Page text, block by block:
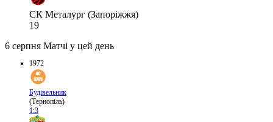
СК Металург (Запоріжжя)
19
6 серпня Матчі у цей день
1972
Будівельник
(Тернопіль)
1:3